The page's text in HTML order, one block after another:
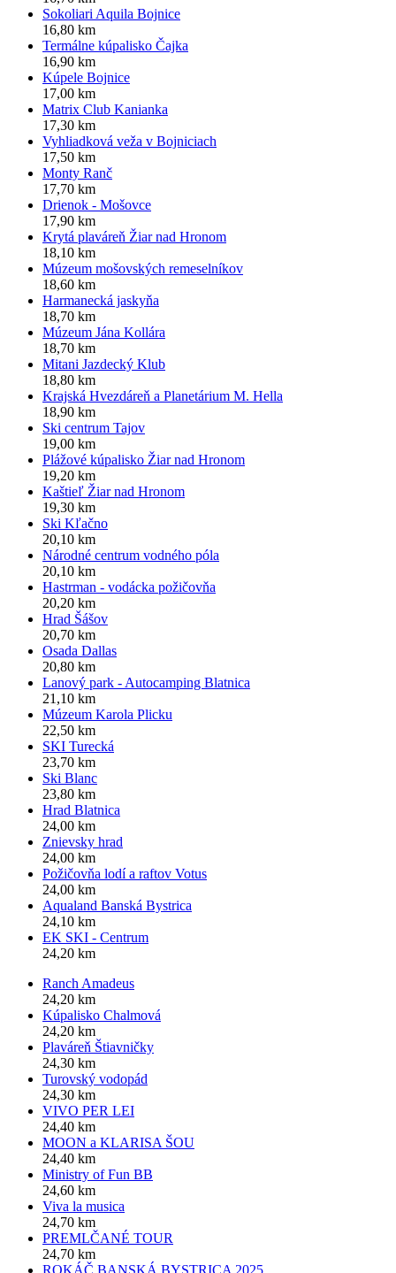
Sokoliari Aquila Bojnice
16,80 km
Termálne kúpalisko Čajka
16,90 km
Kúpele Bojnice
17,00 km
Matrix Club Kanianka
17,30 km
Vyhliadková veža v Bojniciach
17,50 km
Monty Ranč
17,70 km
Drienok - Mošovce
17,90 km
Krytá plaváreň Žiar nad Hronom
18,10 km
Múzeum mošovských remeselníkov
18,60 km
Harmanecká jaskyňa
18,70 km
Múzeum Jána Kollára
18,70 km
Mitani Jazdecký Klub
18,80 km
Krajská Hvezdáreň a Planetárium M. Hella
18,90 km
Ski centrum Tajov
19,00 km
Plážové kúpalisko Žiar nad Hronom
19,20 km
Kaštieľ Žiar nad Hronom
19,30 km
Ski Kľačno
20,10 km
Národné centrum vodného póla
20,10 km
Hastrman - vodácka požičovňa
20,20 km
Hrad Šášov
20,70 km
Osada Dallas
20,80 km
Lanový park - Autocamping Blatnica
21,10 km
Múzeum Karola Plicku
22,50 km
SKI Turecká
23,70 km
Ski Blanc
23,80 km
Hrad Blatnica
24,00 km
Znievsky hrad
24,00 km
Požičovňa lodí a raftov Votus
24,00 km
Aqualand Banská Bystrica
24,10 km
EK SKI - Centrum
24,20 km
Ranch Amadeus
24,20 km
Kúpalisko Chalmová
24,20 km
Plaváreň Štiavničky
24,30 km
Turovský vodopád
24,30 km
VIVO PER LEI
24,40 km
MOON a KLARISA ŠOU
24,40 km
Ministry of Fun BB
24,60 km
Viva la musica
24,70 km
PREMLČANÉ TOUR
24,70 km
ROKÁČ BANSKÁ BYSTRICA 2025